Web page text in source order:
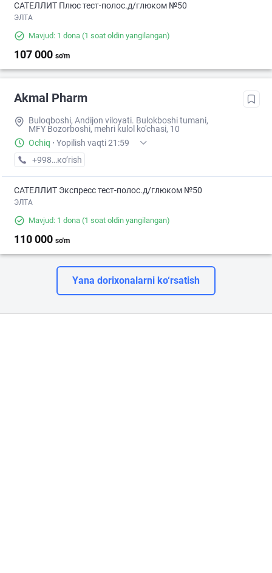
САТЕЛЛИТ Плюс тест-полос.д/глюком №50
ЭЛТА
Mavjud: 1 dona (1 soat oldin yangilangan)
107 000 so'm
Akmal Pharm
Buloqboshi, Andijon viloyati. Bulokboshi tumani,
MFY Bozorboshi, mehri kulol ko'chasi, 10
Ochiq · Yopilish vaqti 21:59
+998 (88) XXX-XX-XX
кo’rish
САТЕЛЛИТ Экспресс тест-полос.д/глюком №50
ЭЛТА
Mavjud: 1 dona (1 soat oldin yangilangan)
110 000 so'm
Yana dorixonalarni ko‘rsatish